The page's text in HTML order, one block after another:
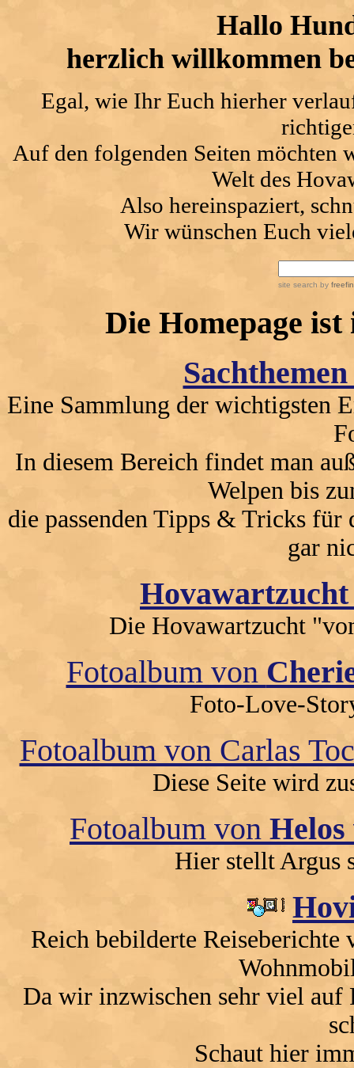
Hallo
herzlich willkommen
Egal, wie Ihr Euch hierher
Auf den folgenden Seiten möchten
Welt des
Also hereinspaziert,
Wir wünschen Euch
site search by
Die Homepage
Eine Sammlung der wichtigsten
In diesem Bereich findet man
Welpen bis
die passenden Tipps & Tricks
gar
Die Hovawartzucht
Fotoalbum von
Foto-Love-
Fotoalbum von Carlas
Diese Seite wird
Fotoalbum von
Hier stellt Argus
Reich bebilderte Reiseberichte
Da wir inzwischen sehr viel auf
Schaut hier